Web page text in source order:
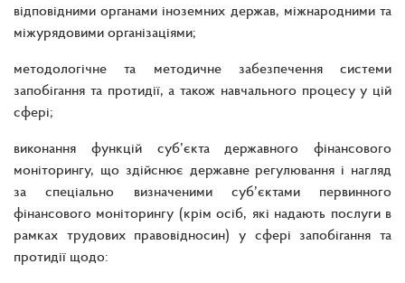
відповідними органами іноземних держав, міжнародними та
міжурядовими організаціями;
методологічне та методичне забезпечення системи
запобігання та протидії, а також навчального процесу у цій
сфері;
виконання функцій суб’єкта державного фінансового
моніторингу, що здійснює державне регулювання і нагляд
за спеціально визначеними суб’єктами первинного
фінансового моніторингу (крім осіб, які надають послуги в
рамках трудових правовідносин) у сфері запобігання та
протидії щодо: